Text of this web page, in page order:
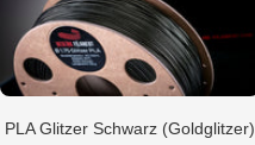
PLA Glitzer Schwarz (Goldglitzer)